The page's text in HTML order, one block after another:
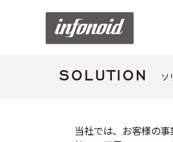
SOLUTION ソ
当社では、お客様の